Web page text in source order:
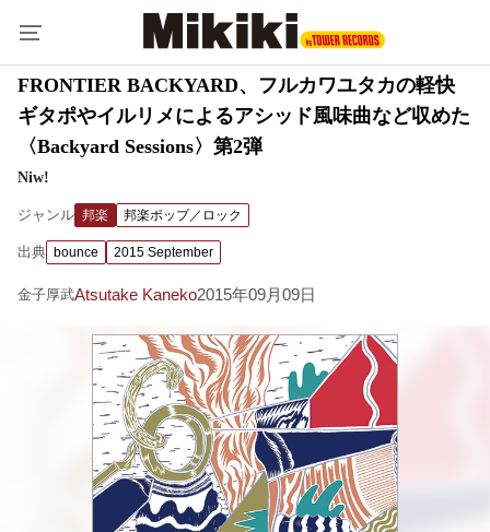
FRONTIER BACKYARD、フルカワユタカの軽快
ギタポやイルリメによるアシッド風味曲など収めた
〈Backyard Sessions〉第2弾
Niw!
ジャンル 邦楽 邦楽ポップ／ロック
出典 bounce 2015 September
金子厚武Atsutake Kaneko2015年09月09日